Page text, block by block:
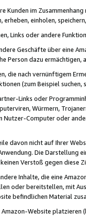
Kunden im
einholen,
Links oder andere
Geschäfte über eine
Person dazu
die nach vernünftigem
(zum Beispiel
Links oder
Würmern,
Computer oder
davon nicht auf Ihrer
Die Darstellung
Verstoß gegen diese
Inhalte, die eine
oder bereitstellen, mit
befindlichen Material
Website